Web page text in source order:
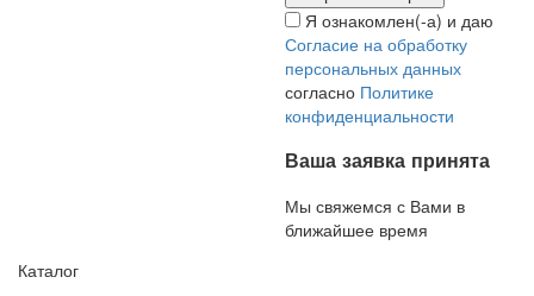
Я ознакомлен(-а) и даю
Согласие на обработку
персональных данных
согласно Политике
конфиденциальности
Ваша заявка принята
Мы свяжемся с Вами в
ближайшее время
Каталог